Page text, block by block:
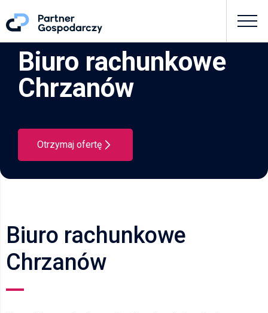
Biuro rachunkowe
Chrzanów
Otrzymaj ofertę
Biuro rachunkowe
Chrzanów